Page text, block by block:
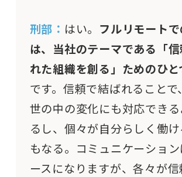
刑部： はい。 フルリモート
は、当社のテーマである「
れた組織を創る」ためのひ
です。信頼で結ばれることで
世の中の変化にも対応でき
るし、個々が自分らしく働
もなる。コミュニケーショ
ースになりますが、各々が